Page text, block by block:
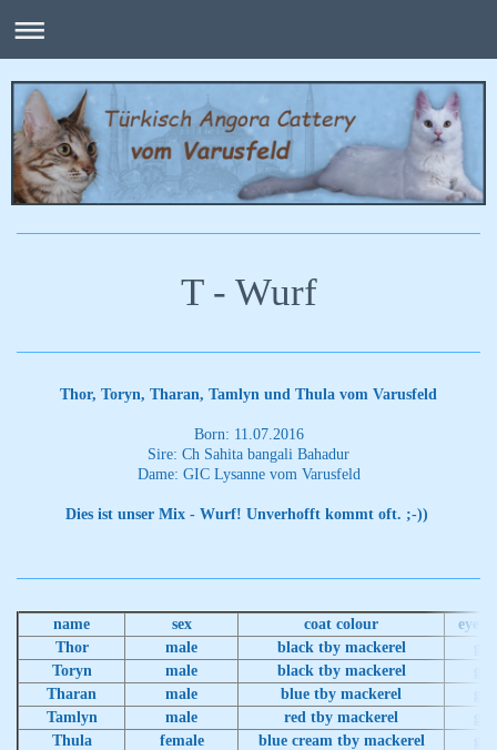
T - Wurf
Thor, Toryn, Tharan, Tamlyn und Thula vom Varusfeld
Born: 11.07.2016
Sire: Ch Sahita bangali Bahadur
Dame: GIC Lysanne vom Varusfeld
Dies ist unser Mix - Wurf! Unverhofft kommt oft. ;-))
name sex coat colour
eye
Thor
male black tby mackerel
Toryn
male black tby mackerel
Tharan
male blue tby mackerel
Tamlyn
male red tby mackerel
Thula
female blue cream tby mackerel